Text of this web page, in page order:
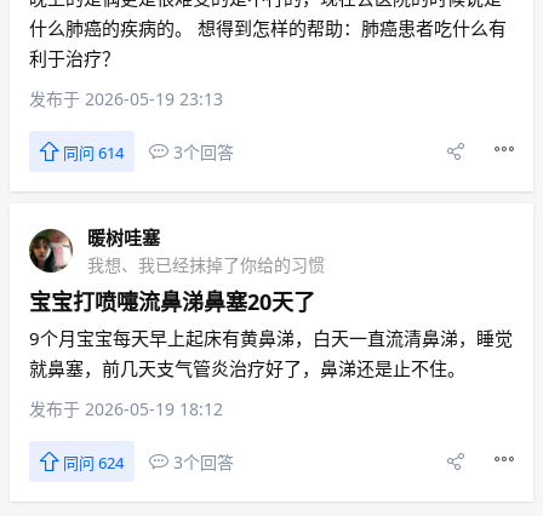
什么肺癌的疾病的。 想得到怎样的帮助：肺癌患者吃什么有
利于治疗？
发布于 2026-05-19 23:13
同问 614 3个回答
暖树哇塞
我想、我已经抹掉了你给的习惯
宝宝打喷嚏流鼻涕鼻塞20天了
9个月宝宝每天早上起床有黄鼻涕，白天一直流清鼻涕，睡觉
就鼻塞，前几天支气管炎治疗好了，鼻涕还是止不住。
发布于 2026-05-19 18:12
同问 624 3个回答